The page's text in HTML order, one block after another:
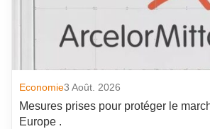
Economie3 Août. 2026
Mesures prises pour protéger le
Europe .